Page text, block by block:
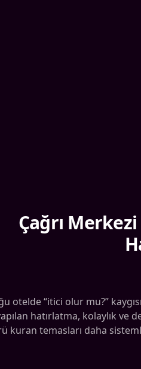
Çağrı
otelde “itici olur mu?”
hatırlatma, kolaylık ve
temasları daha